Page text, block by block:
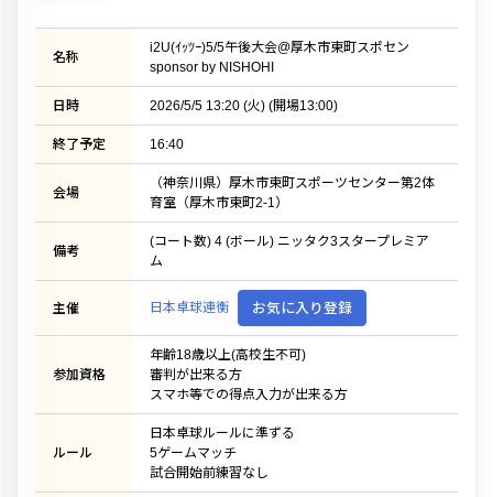
名称
i2U(ｲｯﾂｰ)5/5午後大会@厚木市東町スポセン
sponsor by NISHOHI
日時 2026/5/5 13:20 (火) (開場13:00)
終了予定 16:40
会場
（神奈川県）厚木市東町スポーツセンター第2体
育室（厚木市東町2-1）
備考
(コート数) 4 (ボール) ニッタク3スタープレミア
ム
主催 日本卓球連衡 お気に入り登録
参加資格
年齢18歳以上(高校生不可)
審判が出来る方
スマホ等での得点入力が出来る方
ルール
日本卓球ルールに準ずる
5ゲームマッチ
試合開始前練習なし